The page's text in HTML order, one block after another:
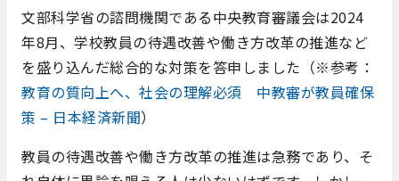
文部科学省の諮問機関である中央教育審議会は2024
年8月、学校教員の待遇改善や働き方改革の推進など
を盛り込んだ総合的な対策を答申しました（※参考：
教育の質向上へ、社会の理解必須 中教審が教員確保
策 – 日本経済新聞）
教員の待遇改善や働き方改革の推進は急務であり、そ